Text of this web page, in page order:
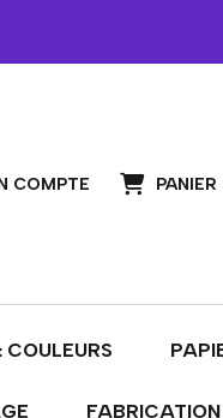
COMPTE PANIER
COULEURS